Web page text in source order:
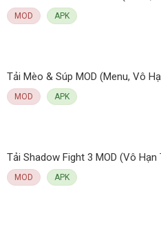
MOD APK
MOD APK
MOD APK